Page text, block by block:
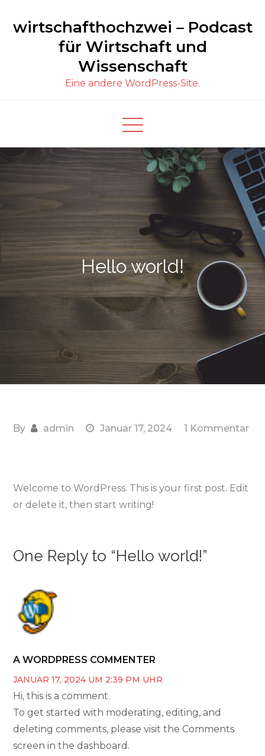
wirtschafthochzwei – Podcast
für Wirtschaft und
Wissenschaft
Eine andere WordPress-Site.
Hello world!
By admin Januar 17, 2024
1 Kommentar
Welcome to WordPress. This is your first post. Edit
or delete it, then start writing!
One Reply to “Hello world!”
A WORDPRESS COMMENTER
JANUAR 17, 2024 UM 2:39 PM UHR
Hi, this is a comment.
To get started with moderating, editing, and
deleting comments, please visit the Comments
screen in the dashboard.